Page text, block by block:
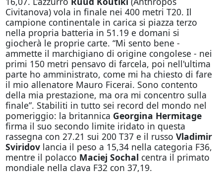
Civitanova) vola in finale nei 400 metri T20. Il
campione continentale in carica si piazza terzo
nella propria batteria in 51.19 e domani si
giocherà le proprie carte. “Mi sento bene -
ammette il marchigiano di origine congolese - nei
primi 150 metri pensavo di farcela, poi nell'ultima
parte ho amministrato, come mi ha chiesto di fare
il mio allenatore Mauro Ficerai. Sono contento
della mia prestazione, ma ora mi concentro sulla
finale”. Stabiliti in tutto sei record del mondo nel
pomeriggio: la britannica Georgina Hermitage
firma il suo secondo limite iridato in questa
rassegna con 27.21 sui 200 T37 e il russo Vladimir
Sviridovlancia il peso a 15,34 nella categoria F36,
mentre il polacco Maciej Sochal centra il primato
mondiale nella clava F32 con 37,19.